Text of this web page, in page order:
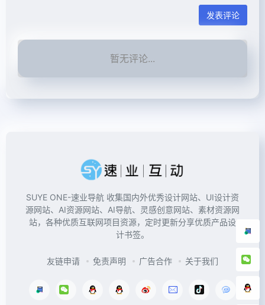
发表评论
暂无评论...
SUYE ONE-速业导航 收集国内外优秀设计网站、UI设计资
源网站、AI资源网站、AI导航、灵感创意网站、素材资源网
站，各种优质互联网项目资源，定时更新分享优质产品设
计书签。
友链申请 免责声明 广告合作 关于我们